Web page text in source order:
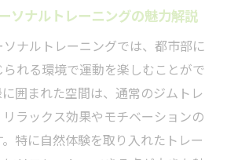
う自分らしい体づくり
るパーソナルトレーニングの利
辺で人気のパーソナルトレーニ
ソナルトレーニングの魅力解説
ナルトレーニングでは、都市部に
れる環境で運動を楽しむことがで
囲まれた空間は、通常のジムトレ
ラックス効果やモチベーションの
特に自然体験を取り入れたトレー